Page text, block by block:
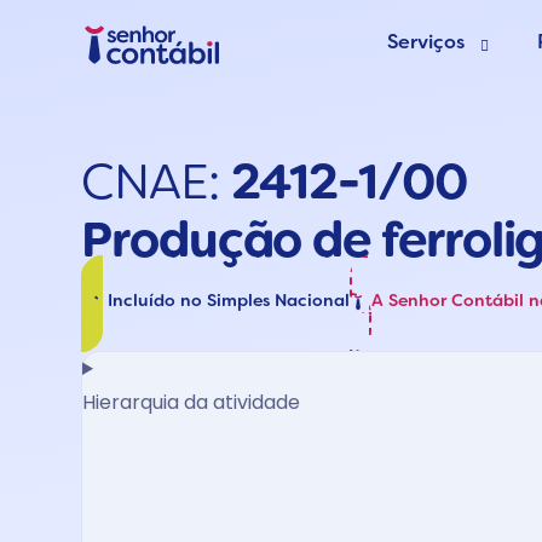
Serviços
Trocar de
Deixar de
CNAE: 2412-1/00
Produção de
Incluído no Simples Nacional A Senhor Contábil
Hierarquia da atividade